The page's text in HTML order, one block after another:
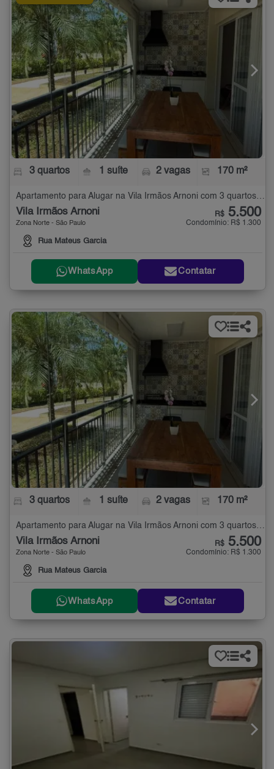
3 quartos 1 suíte 2 vagas 170 m²
Vila Irmãos Arnoni
Zona Norte - São Paulo
Rua Mateus Garcia
R$ 5.500
Condomínio: R$ 1.300
WhatsApp Contatar
3 quartos 1 suíte 2 vagas 170 m²
Apartamento para Alugar na Vila Irmãos Arnoni com 3 quartos - 170 m²
Vila Irmãos Arnoni
Zona Norte - São Paulo
Rua Mateus Garcia
R$ 5.500
Condomínio: R$ 1.300
WhatsApp Contatar